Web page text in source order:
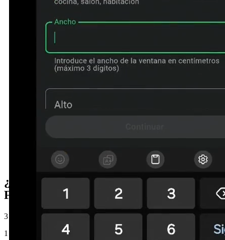
¿Cómo pedir tu presupuesto Cortizo?
Fácil y rápido
3 pasos y en minutos tienes tu oferta con instalación incluida.
1